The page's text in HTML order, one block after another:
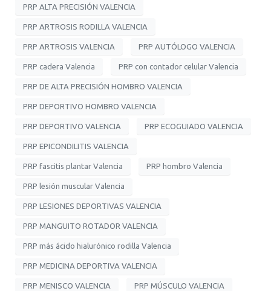
PRP ALTA PRECISIÓN VALENCIA
PRP ARTROSIS RODILLA VALENCIA
PRP ARTROSIS VALENCIA PRP AUTÓLOGO VALENCIA
PRP cadera Valencia PRP con contador celular Valencia
PRP DE ALTA PRECISIÓN HOMBRO VALENCIA
PRP DEPORTIVO HOMBRO VALENCIA
PRP DEPORTIVO VALENCIA PRP ECOGUIADO VALENCIA
PRP EPICONDILITIS VALENCIA
PRP fascitis plantar Valencia PRP hombro Valencia
PRP lesión muscular Valencia
PRP LESIONES DEPORTIVAS VALENCIA
PRP MANGUITO ROTADOR VALENCIA
PRP más ácido hialurónico rodilla Valencia
PRP MEDICINA DEPORTIVA VALENCIA
PRP MENISCO VALENCIA PRP MÚSCULO VALENCIA